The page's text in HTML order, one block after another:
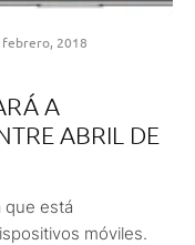
febrero, 2018
A
ABRIL DE
que está
móviles.